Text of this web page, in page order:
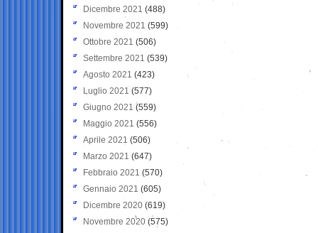
Dicembre 2021 (488)
Novembre 2021 (599)
Ottobre 2021 (506)
Settembre 2021 (539)
Agosto 2021 (423)
Luglio 2021 (577)
Giugno 2021(559)
Maggio 2021 (556)
Aprile 2021 (506)
Marzo 2021 (647)
Febbraio 2021 (570)
Gennaio 2021 (605)
Dicembre 2020 (619)
Novembre 2020 (575)